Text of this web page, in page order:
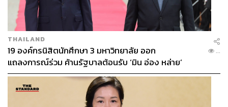
THAILAND
19 องค์กรนิสิตนักศึกษา 3 มหาวิทยาลัย ออก
แถลงการณ์ร่วม ค้านรัฐบาลต้อนรับ ‘มิน อ่อง หล่าย’
...